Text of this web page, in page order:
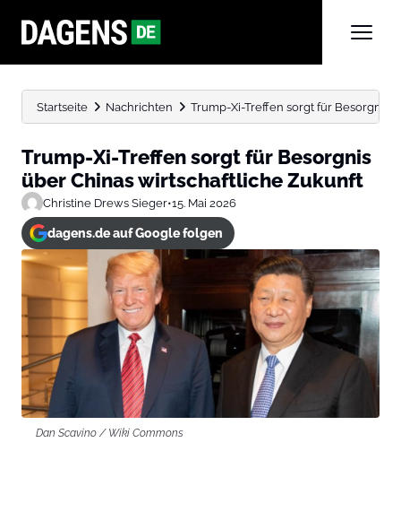
Startseite Nachrichten Trump-Xi-Treffen sorgt für Besorgnis
Trump-Xi-Treffen sorgt für Besorgnis
über Chinas wirtschaftliche Zukunft
Christine Drews Sieger•15. Mai 2026
dagens.de auf Google folgen
Dan Scavino / Wiki Commons